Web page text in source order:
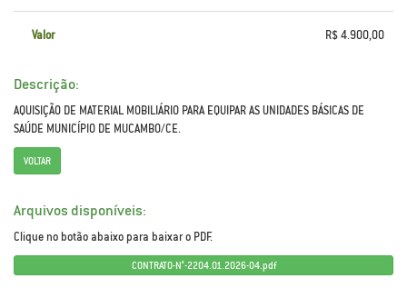
Valor R$ 4.900,00
Descrição:
AQUISIÇÃO DE MATERIAL MOBILIÁRIO PARA EQUIPAR AS UNIDADES BÁSICAS DE
SAÚDE MUNICÍPIO DE MUCAMBO/CE.
VOLTAR
Arquivos disponíveis:
Clique no botão abaixo para baixar o PDF.
CONTRATO-N°-2204.01.2026-04.pdf